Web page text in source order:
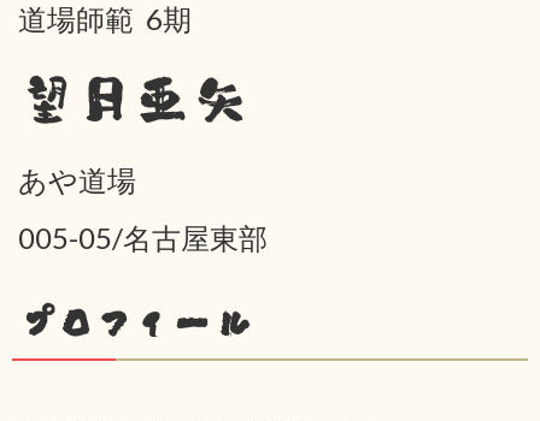
道場師範 6期
望月亜矢
あや道場
005-05/名古屋東部
プロフィール